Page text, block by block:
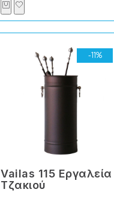
-11%
Vailas 115 Εργαλεία
Tζακιού